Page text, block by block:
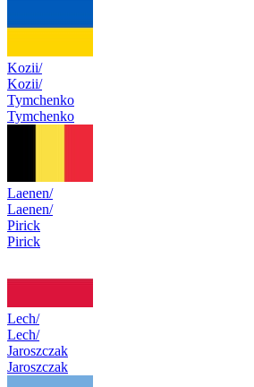
Kozii/
Kozii/
Tymchenko
Tymchenko
Laenen/
Laenen/
Pirick
Pirick
Lech/
Lech/
Jaroszczak
Jaroszczak